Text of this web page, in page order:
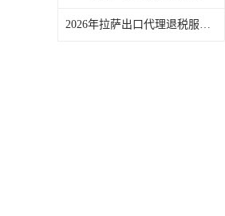
2026年拉萨出口代理退税服务解析：一站式外贸代理机构参考